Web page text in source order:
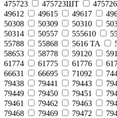
475723
475723ШТ 475726
49612
49615 49617
50308
50309 50310
50314
50557 555610
55788
55868 5616 ТА
58653
58778 59120
61774
61775 61776
66631
66695 71092
79438
79441 79443
79449
79450 79451
79461
79462 79463
79468
79469 79472